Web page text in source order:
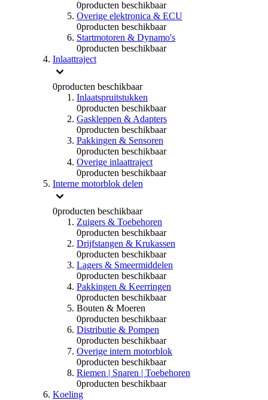
0producten beschikbaar
Overige elektronica & ECU
0producten beschikbaar
Startmotoren & Dynamo's
0producten beschikbaar
Inlaattraject
0producten beschikbaar
Inlaatspruitstukken
0producten beschikbaar
Gaskleppen & Adapters
0producten beschikbaar
Pakkingen & Sensoren
0producten beschikbaar
Overige inlaattraject
0producten beschikbaar
Interne motorblok delen
0producten beschikbaar
Zuigers & Toebehoren
0producten beschikbaar
Drijfstangen & Krukassen
0producten beschikbaar
Lagers & Smeermiddelen
0producten beschikbaar
Pakkingen & Keerringen
0producten beschikbaar
Bouten & Moeren
0producten beschikbaar
Distributie & Pompen
0producten beschikbaar
Overige intern motorblok
0producten beschikbaar
Riemen | Snaren | Toebehoren
0producten beschikbaar
Koeling